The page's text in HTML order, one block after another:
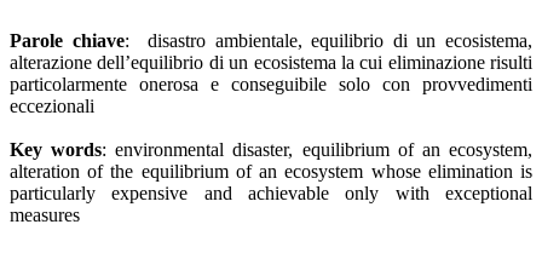
Parole chiave: disastro ambientale, equilibrio di un ecosistema,
alterazione dell’equilibrio di un ecosistema la cui eliminazione risulti
particolarmente onerosa e conseguibile solo con provvedimenti
eccezionali
Key words: environmental disaster, equilibrium of an ecosystem,
alteration of the equilibrium of an ecosystem whose elimination is
particularly expensive and achievable only with exceptional
measures